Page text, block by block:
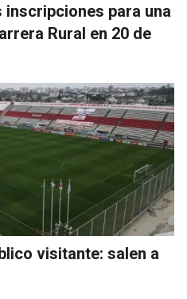
inscripciones para una
Rural en 20 de
visitante: salen a